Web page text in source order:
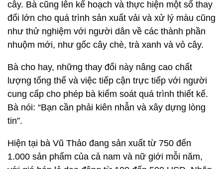
cây. Bà cũng lên kế hoạch và thực hiện một số thay
đổi lớn cho quá trình sản xuất vải và xử lý màu cũng
như thử nghiệm với người dân về các thành phần
nhuộm mới, như gốc cây chè, trà xanh và vỏ cây.
Bà cho hay, những thay đổi này nâng cao chất
lượng tổng thể và việc tiếp cận trực tiếp với người
cung cấp cho phép bà kiểm soát quá trình thiết kế.
Bà nói: “Bạn cần phải kiên nhẫn và xây dựng lòng
tin”.
Hiện tại bà Vũ Thảo đang sản xuất từ 750 đến
1.000 sản phẩm của cả nam và nữ giới mỗi năm,